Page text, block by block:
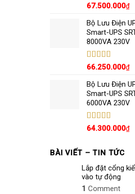
Được xếp
sao
67.500.000₫
Bộ Lưu Điện
Smart-UPS
8000VA 230V
Được xếp
sao
66.250.000₫
Bộ Lưu Điện
Smart-UPS
6000VA 230V
Được xếp
64.300.000₫
BÀI VIẾT – TIN TỨC
Lắp đặt cổng
vào tự động
1 Comment